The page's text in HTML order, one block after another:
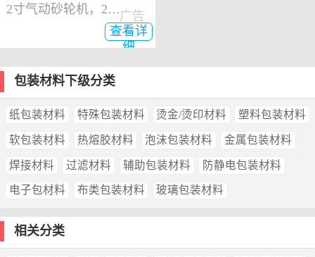
2寸气动砂轮机，2寸气动角磨机
查看详
细
广告
包装材料下级分类
纸包装材料 特殊包装材料 烫金/烫印材料 塑料包装材料
软包装材料 热熔胶材料 泡沫包装材料 金属包装材料
焊接材料 过滤材料 辅助包装材料 防静电包装材料
电子包材料 布类包装材料 玻璃包装材料
相关分类